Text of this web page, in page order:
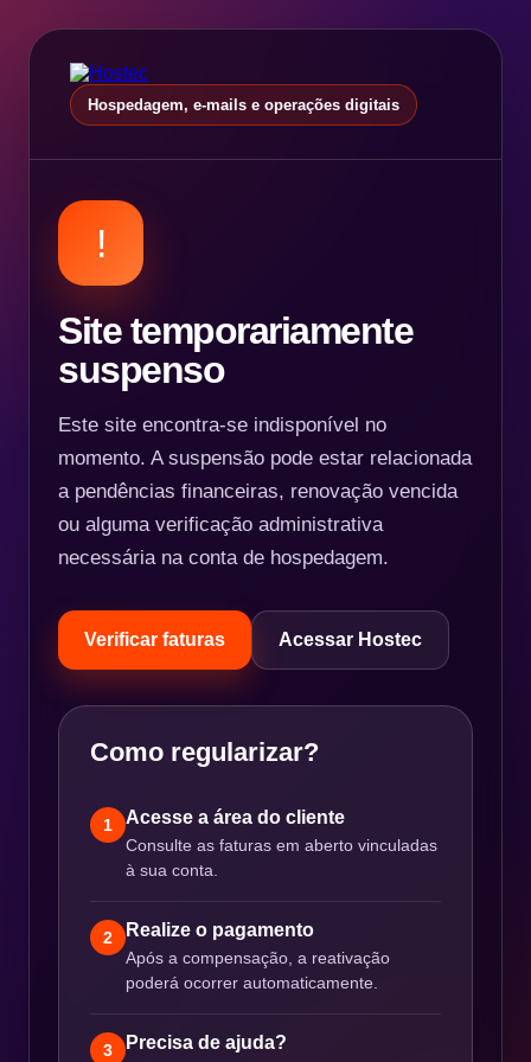
Hospedagem, e-mails e operações digitais
!
Site temporariamente
suspenso
Este site encontra-se indisponível no
momento. A suspensão pode estar relacionada
a pendências financeiras, renovação vencida
ou alguma verificação administrativa
necessária na conta de hospedagem.
Verificar faturas Acessar Hostec
Como regularizar?
1 Acesse a área do cliente
Consulte as faturas em aberto vinculadas
à sua conta.
2 Realize o pagamento
Após a compensação, a reativação
poderá ocorrer automaticamente.
3 Precisa de ajuda?